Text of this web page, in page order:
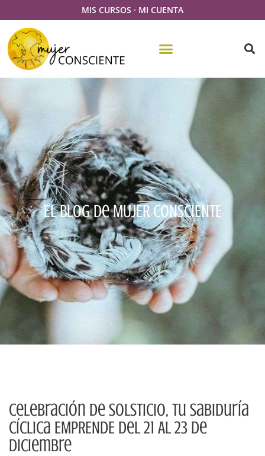
MIS CURSOS · MI CUENTA
El Blog De MUJER CONSCIENTE
Celebración De Solsticio, Tu Sabiduría
Cíclica EMPRENDE Del 21 Al 23 De
Diciembre